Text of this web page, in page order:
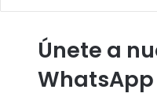
Únete a
WhatsApp